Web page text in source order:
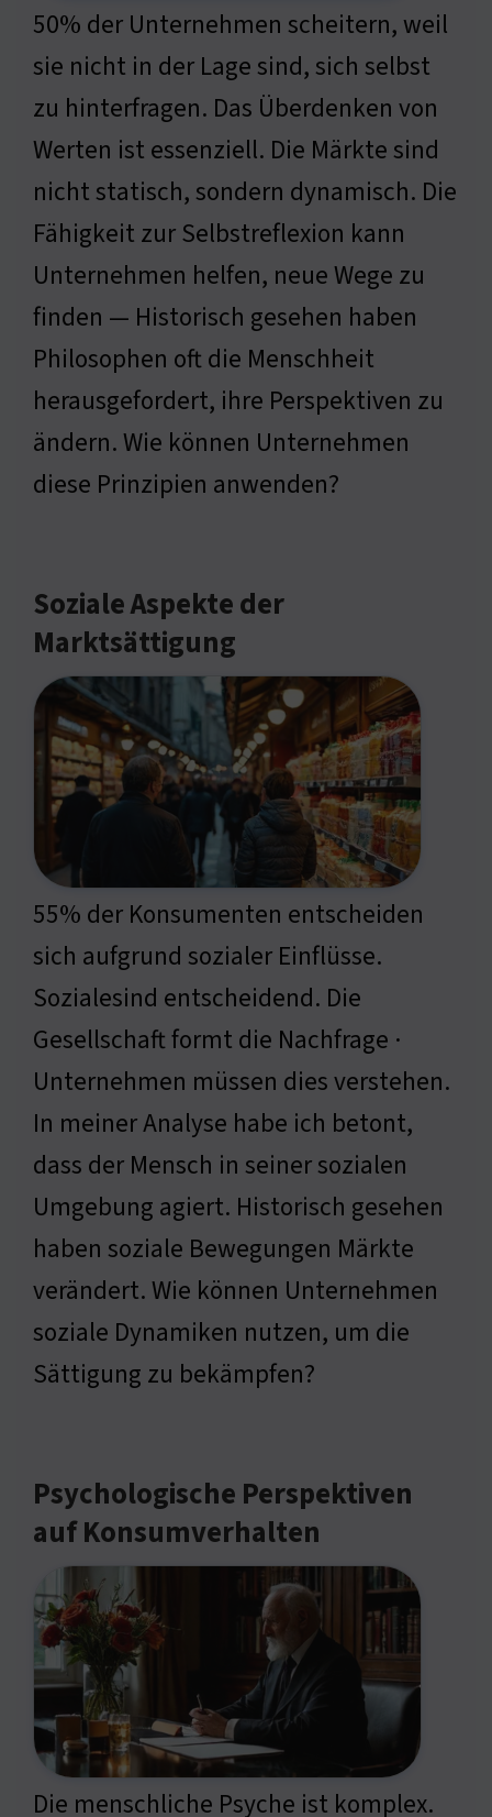
50% der Unternehmen scheitern, weil
sie nicht in der Lage sind, sich selbst
zu hinterfragen. Das Überdenken von
Werten ist essenziell. Die Märkte sind
nicht statisch, sondern dynamisch. Die
Fähigkeit zur Selbstreflexion kann
Unternehmen helfen, neue Wege zu
finden — Historisch gesehen haben
Philosophen oft die Menschheit
herausgefordert, ihre Perspektiven zu
ändern. Wie können Unternehmen
diese Prinzipien anwenden?
Soziale Aspekte der
Marktsättigung
55% der Konsumenten entscheiden
sich aufgrund sozialer Einflüsse.
Sozialesind entscheidend. Die
Gesellschaft formt die Nachfrage ·
Unternehmen müssen dies verstehen.
In meiner Analyse habe ich betont,
dass der Mensch in seiner sozialen
Umgebung agiert. Historisch gesehen
haben soziale Bewegungen Märkte
verändert. Wie können Unternehmen
soziale Dynamiken nutzen, um die
Sättigung zu bekämpfen?
Psychologische Perspektiven
auf Konsumverhalten
Die menschliche Psyche ist komplex.